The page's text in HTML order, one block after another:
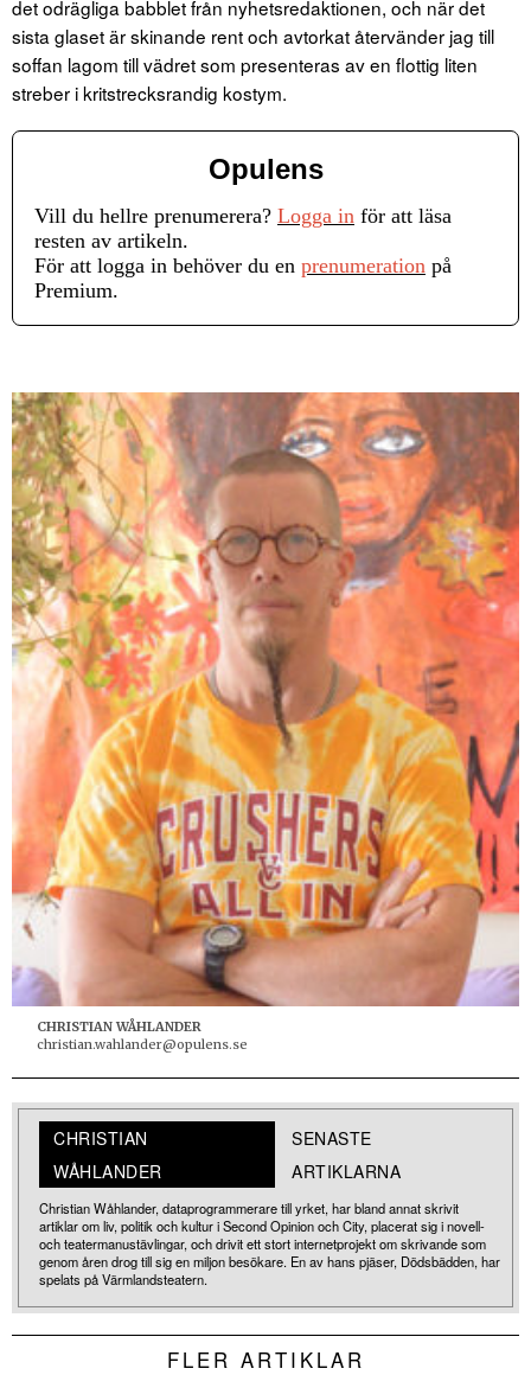
det odrägliga babblet från nyhetsredaktionen, och när det
sista glaset är skinande rent och avtorkat återvänder jag till
soffan lagom till vädret som presenteras av en flottig liten
streber i kritstrecksrandig kostym.
Opulens
Vill du hellre prenumerera? Logga in för att läsa
resten av artikeln.
För att logga in behöver du en prenumeration på
Premium.
CHRISTIAN WÅHLANDER
christian.wahlander@opulens.se
CHRISTIAN
WÅHLANDER
SENASTE
ARTIKLARNA
Christian Wåhlander, dataprogrammerare till yrket, har bland annat skrivit
artiklar om liv, politik och kultur i Second Opinion och City, placerat sig i novell-
och teatermanustävlingar, och drivit ett stort internetprojekt om skrivande som
genom åren drog till sig en miljon besökare. En av hans pjäser, Dödsbädden, har
spelats på Värmlandsteatern.
FLER ARTIKLAR